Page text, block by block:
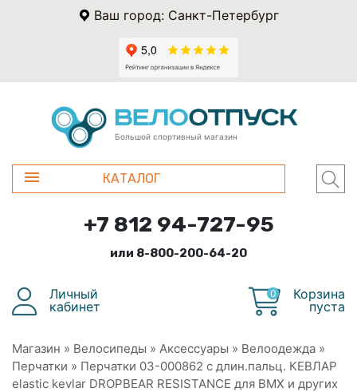
Ваш город: Санкт-Петербург
Большой спортивный магазин
КАТАЛОГ
+7 812 94-727-95
или 8-800-200-64-20
Личный
кабинет
0
Корзина
пуста
Магазин » Велосипеды » Аксессуары » Велоодежда »
Перчатки » Перчатки 03-000862 с длин.пальц. КЕВЛАР
elastic kevlar DROPBEAR RESISTANCE для BMX и других